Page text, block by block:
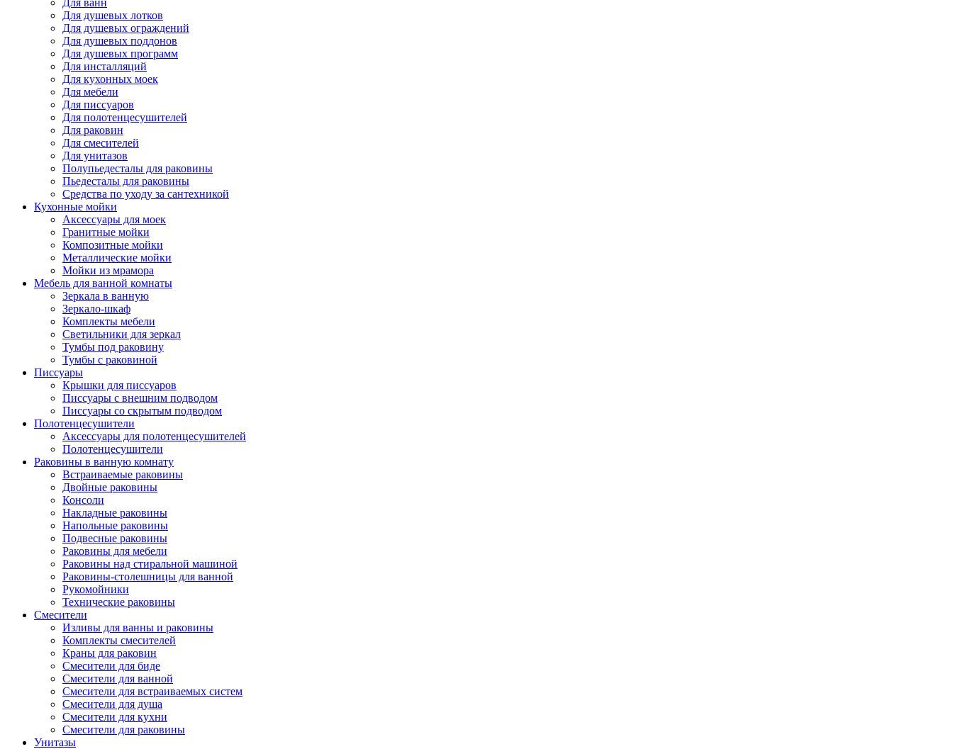
Для ванн
Для душевых лотков
Для душевых ограждений
Для душевых поддонов
Для душевых программ
Для инсталляций
Для кухонных моек
Для мебели
Для писсуаров
Для полотенцесушителей
Для раковин
Для смесителей
Для унитазов
Полупьедесталы для раковины
Пьедесталы для раковины
Средства по уходу за сантехникой
Кухонные мойки
Аксессуары для моек
Гранитные мойки
Композитные мойки
Металлические мойки
Мойки из мрамора
Мебель для ванной комнаты
Зеркала в ванную
Зеркало-шкаф
Комплекты мебели
Светильники для зеркал
Тумбы под раковину
Тумбы с раковиной
Писсуары
Крышки для писсуаров
Писсуары с внешним подводом
Писсуары со скрытым подводом
Полотенцесушители
Аксессуары для полотенцесушителей
Полотенцесушители
Раковины в ванную комнату
Встраиваемые раковины
Двойные раковины
Консоли
Накладные раковины
Напольные раковины
Подвесные раковины
Раковины для мебели
Раковины над стиральной машиной
Раковины-столешницы для ванной
Рукомойники
Технические раковины
Смесители
Изливы для ванны и раковины
Комплекты смесителей
Краны для раковин
Смесители для биде
Смесители для ванной
Смесители для встраиваемых систем
Смесители для душа
Смесители для кухни
Смесители для раковины
Унитазы